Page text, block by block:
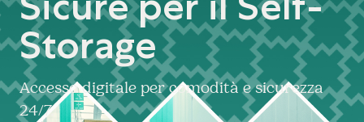
Storage
Accesso digitale per comodità e sicurezza
24/7.